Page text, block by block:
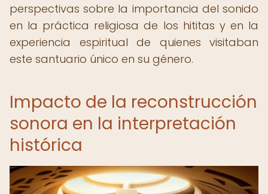
perspectivas sobre la importancia del sonido
en la práctica religiosa de los hititas y en la
experiencia espiritual de quienes visitaban
este santuario único en su género.
Impacto de la reconstrucción
sonora en la interpretación
histórica